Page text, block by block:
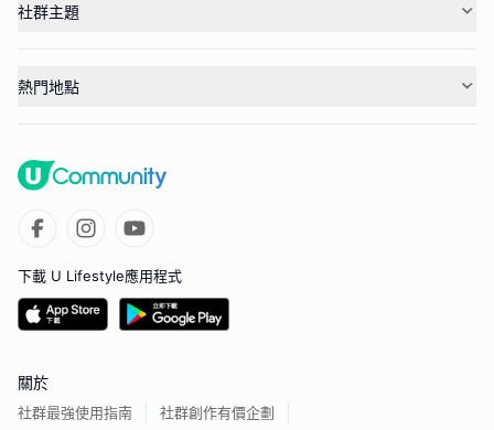
社群主題
熱門地點
下載 U Lifestyle應用程式
關於
社群最強使用指南 社群創作有價企劃